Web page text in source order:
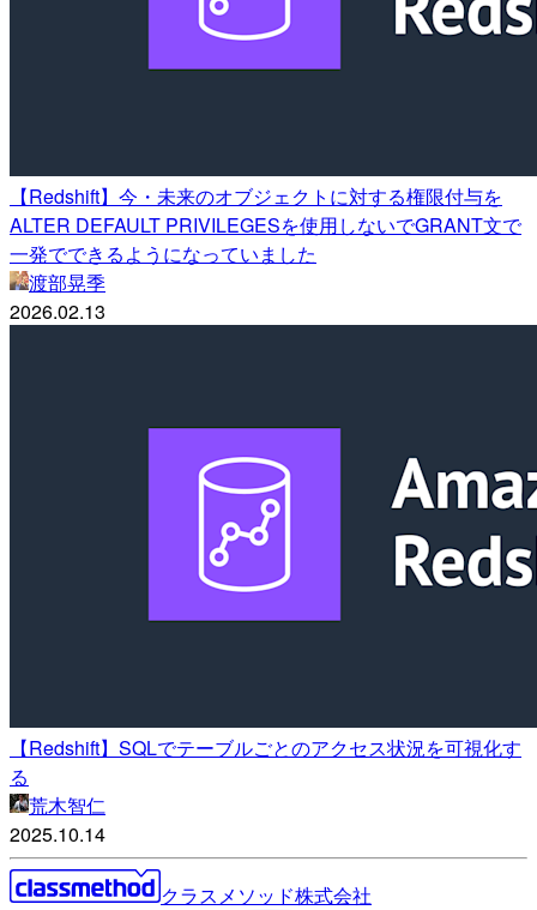
【Redshift】今・未来のオブジェクトに対する権限付与を
ALTER DEFAULT PRIVILEGESを使用しないでGRANT文で
一発でできるようになっていました
渡部晃季
2026.02.13
【Redshift】SQLでテーブルごとのアクセス状況を可視化す
る
荒木智仁
2025.10.14
クラスメソッド株式会社